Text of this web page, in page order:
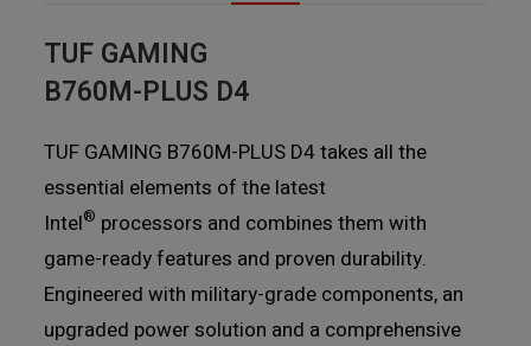
TUF GAMING
B760M-PLUS D4
TUF GAMING B760M-PLUS D4 takes all the
essential elements of the latest
Intel® processors and combines them with
game-ready features and proven durability.
Engineered with military-grade components, an
upgraded power solution and a comprehensive